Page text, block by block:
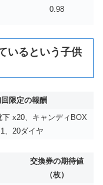
0.98
いるという子供
限定の報酬
x20、キャンディBOX
、20ダイヤ
交換券の期待値
（枚）